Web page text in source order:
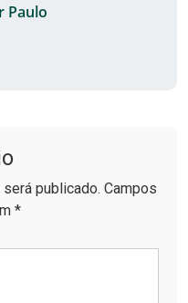
Paulo
publicado. Campos
*